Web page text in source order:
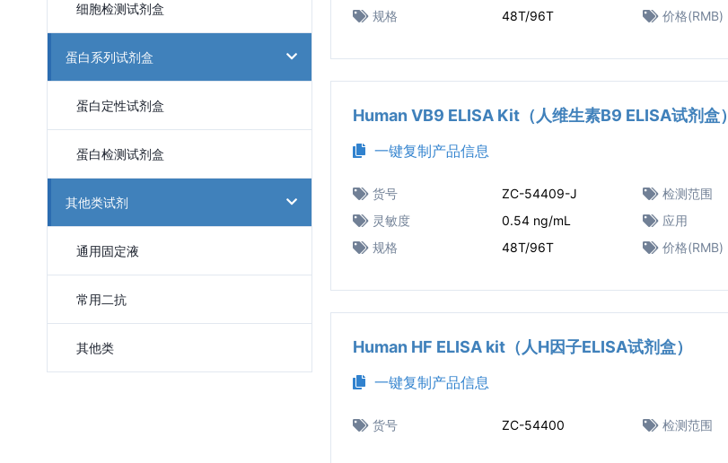
规格
48T/96T 价格(RMB)
Human VB9 ELISA Kit（人维生素B9 ELISA试剂盒）
一键复制产品信息
货号 ZC-54409-J 检测范围
灵敏度
0.54 ng/mL 应用
规格
48T/96T 价格(RMB)
Human HF ELISA kit（人H因子ELISA试剂盒）
一键复制产品信息
货号 ZC-54400 检测范围
细胞检测试剂盒
蛋白系列试剂盒
蛋白定性试剂盒
蛋白检测试剂盒
其他类试剂
通用固定液
常用二抗
其他类